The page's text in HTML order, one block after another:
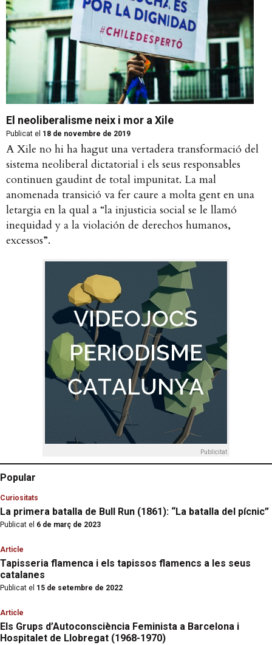
El neoliberalisme neix i mor a Xile
Publicat el 18 de novembre de 2019
A Xile no hi ha hagut una vertadera transformació del
sistema neoliberal dictatorial i els seus responsables
continuen gaudint de total impunitat. La mal
anomenada transició va fer caure a molta gent en una
letargia en la qual a “la injusticia social se le llamó
inequidad y a la violación de derechos humanos,
excessos”.
Publicitat
Popular
Curiositats
La primera batalla de Bull Run (1861): “La batalla del pícnic”
Publicat el 6 de març de 2023
Article
Tapisseria flamenca i els tapissos flamencs a les seus
catalanes
Publicat el 15 de setembre de 2022
Article
Els Grups d’Autoconsciència Feminista a Barcelona i
Hospitalet de Llobregat (1968-1970)